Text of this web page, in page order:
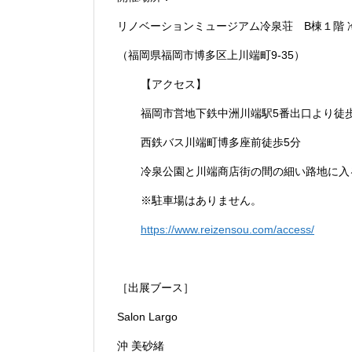
リノベーションミュージアム冷泉荘 B棟１階
（福岡県福岡市博多区上川端町9-35）
【アクセス】
福岡市営地下鉄中洲川端駅5番出口より徒
西鉄バス川端町博多座前徒歩5分
冷泉公園と川端商店街の間の細い路地に入
※駐車場はありません。
https://www.reizensou.com/access/
［出展ブース］
Salon Largo
沖 美砂緒